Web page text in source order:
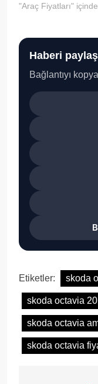
"Araç Fiyatları" içinde
Haberi paylaş
Bağlantıyı
Etiketler: skoda
skoda octavia
skoda octavia
skoda octavia